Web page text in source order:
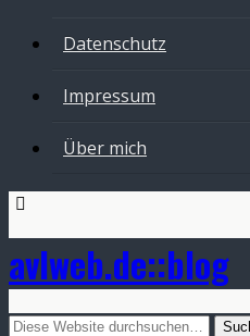
Datenschutz
Impressum
Über mich
avlweb.de::blog